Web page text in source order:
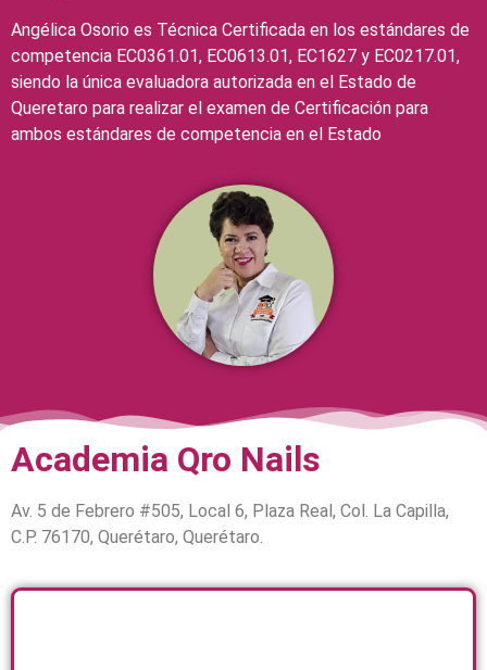
Angélica Osorio es Técnica Certificada en los estándares de
competencia EC0361.01, EC0613.01, EC1627 y EC0217.01,
siendo la única evaluadora autorizada en el Estado de
Queretaro para realizar el examen de Certificación para
ambos estándares de competencia en el Estado
Academia Qro Nails
Av. 5 de Febrero #505, Local 6, Plaza Real, Col. La Capilla,
C.P. 76170, Querétaro, Querétaro.